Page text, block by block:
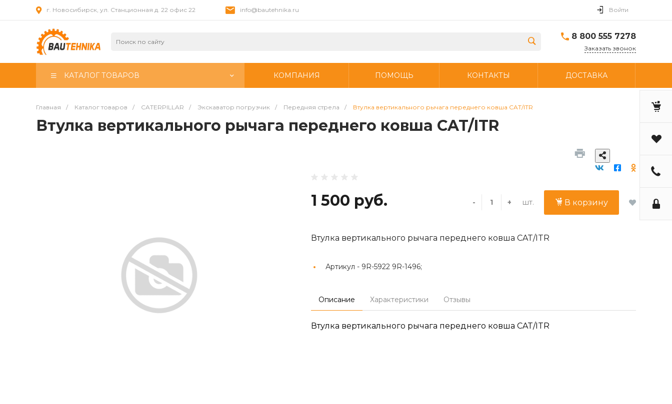
г. Новосибирск, ул. Станционная д. 22 офис 22 info@bautehnika.ru Войти
8 800 555 7278
Заказать звонок
КАТАЛОГ ТОВАРОВ КОМПАНИЯ ПОМОЩЬ КОНТАКТЫ ДОСТАВКА
Главная / Каталог товаров / CATERPILLAR / Экскаватор погрузчик / Передняя стрела / Втулка вертикального рычага переднего ковша CAT/ITR
Втулка вертикального рычага переднего ковша CAT/ITR
1 500 руб. - + шт. В корзину
Втулка вертикального рычага переднего ковша CAT/ITR
Артикул - 9R-5922 9R-1496;
Описание Характеристики Отзывы
Втулка вертикального рычага переднего ковша CAT/ITR